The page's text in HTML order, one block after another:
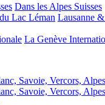
Dans les Alpes Suisses
Lac Léman Lausanne
La Genève
Savoie, Vercors,
Savoie, Vercors,